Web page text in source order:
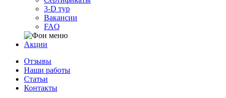
3-D тур
Вакансии
FAQ
Акции
Отзывы
Наши работы
Статьи
Контакты